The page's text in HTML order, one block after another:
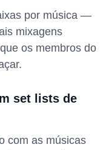
por música —
mixagens
os membros do
set lists de
com as músicas